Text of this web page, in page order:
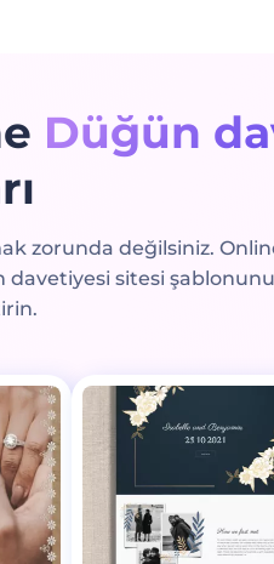
Düğün
zorunda değilsiniz.
davetiyesi sitesi